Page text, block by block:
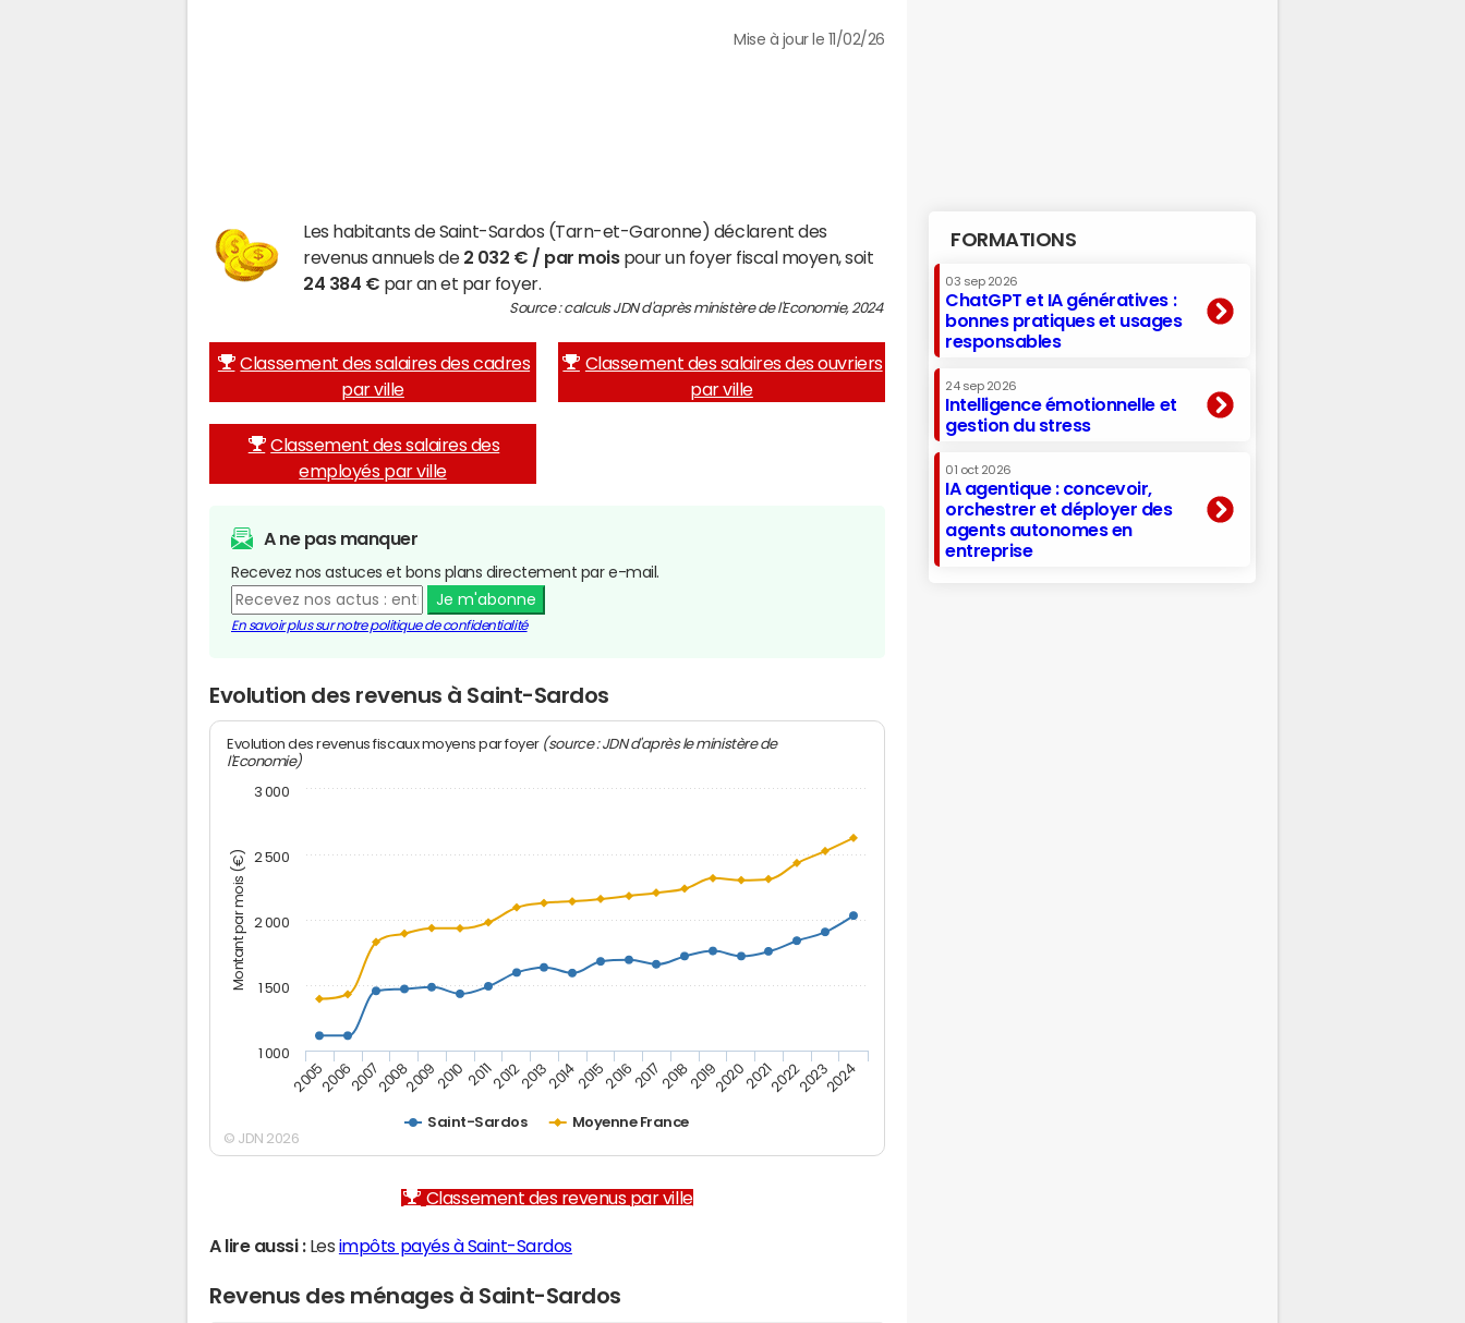
Mise à jour le 11/02/26
Les habitants de Saint-Sardos (Tarn-et-Garonne) déclarent des
revenus annuels de 2 032 € / par moispour un foyer fiscal moyen, soit
24 384 € par an et par foyer.
Source : calculs JDN d'après ministère de l'Economie, 2024
Classement des salaires des cadres
par ville
Classement des salaires des ouvriers
par ville
Classement des salaires des
employés par ville
A ne pas manquer
Recevez nos astuces et bons plans directement par e-mail.
Je m'abonne
En savoir plus sur notre politique de confidentialité
Evolution des revenus à Saint-Sardos
Montant par mois (€)
Evolution des revenus fiscaux moyens par foyer (source : JDN d'après le ministère de
l'Economie)
Saint-Sardos Moyenne France
200520062007200820092010 20112012201320142015201620172018201920202021202220232024
1 000
1 500
2 000
2 500
3 000
© JDN 2026
Classement des revenus par ville
A lire aussi :Les impôts payés à Saint-Sardos
Revenus des ménages à Saint-Sardos
FORMATIONS
03 sep 2026
ChatGPT et IA génératives :
bonnes pratiques et usages
responsables
24 sep 2026
Intelligence émotionnelle et
gestion du stress
01 oct 2026
IA agentique : concevoir,
orchestrer et déployer des
agents autonomes en
entreprise